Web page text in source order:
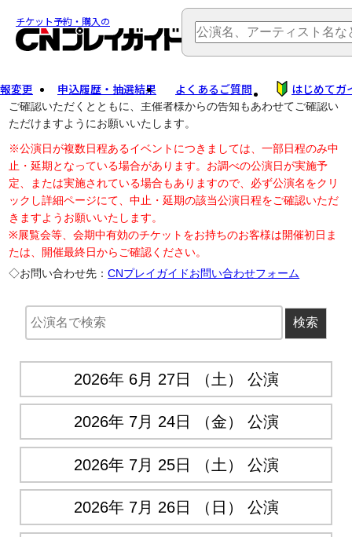
チケット予約・購入の
変更 申込履歴・抽選結果 よくあるご質問 はじめてガ
公演中止に伴う払戻し・延期等のご案内は、以下公演日リンクから
ご確認いただくとともに、主催者様からの告知もあわせてご確認い
ただけますようにお願いいたします。
※公演日が複数日程あるイベントにつきましては、一部日程のみ中
止・延期となっている場合があります。お調べの公演日が実施予
定、または実施されている場合もありますので、必ず公演名をクリ
ックし詳細ページにて、中止・延期の該当公演日程をご確認いただ
きますようお願いいたします。
※展覧会等、会期中有効のチケットをお持ちのお客様は開催初日ま
たは、開催最終日からご確認ください。
◇お問い合わせ先：CNプレイガイドお問い合わせフォーム
2026年 6月 27日 （土） 公演
2026年 7月 24日 （金） 公演
2026年 7月 25日 （土） 公演
2026年 7月 26日 （日） 公演